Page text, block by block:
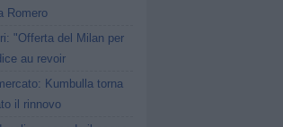
Romero
"Offerta del Milan per
au revoir
Kumbulla torna
il rinnovo